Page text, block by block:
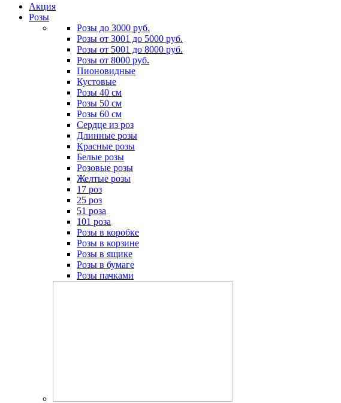
Акция
Розы
Розы до 3000 руб.
Розы от 3001 до 5000 руб.
Розы от 5001 до 8000 руб.
Розы от 8000 руб.
Пионовидные
Кустовые
Розы 40 см
Розы 50 см
Розы 60 см
Сердце из роз
Длинные розы
Красные розы
Белые розы
Розовые розы
Желтые розы
17 роз
25 роз
51 роза
101 роза
Розы в коробке
Розы в корзине
Розы в ящике
Розы в бумаге
Розы пачками